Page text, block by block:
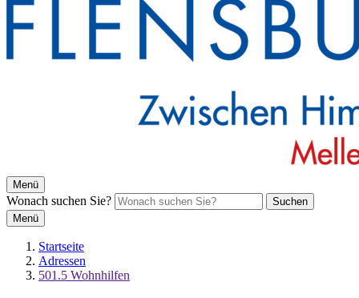
Menü
Wonach suchen Sie?
Suchen
Menü
Startseite
Adressen
501.5 Wohnhilfen